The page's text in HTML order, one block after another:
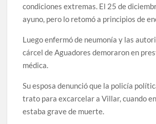
condiciones extremas. El 25 de
ayuno, pero lo retomó a principios de
Luego enfermó de neumonía y las
cárcel de Aguadores demoraron en
médica.
Su esposa denunció que la policía
trato para excarcelar a Villar, cuando
estaba grave de muerte.